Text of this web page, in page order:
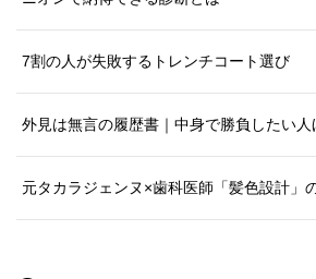
7割の人が失敗するトレンチコート選び
外見は無言の履歴書｜中身で勝負したい
元タカラジェンヌ×歯科医師「髪色設計」